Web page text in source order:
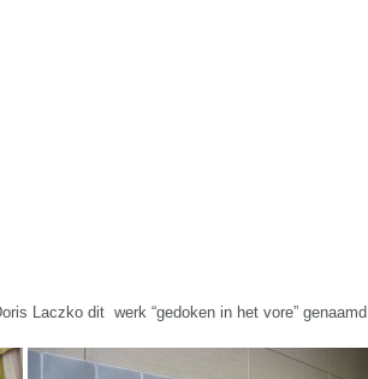
Laczko dit werk “gedoken in het vore” genaamd.